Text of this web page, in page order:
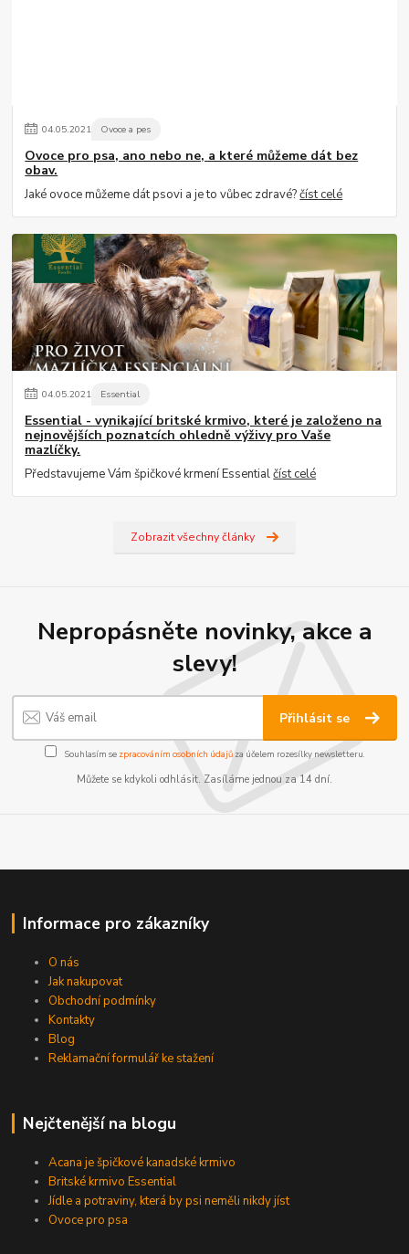
04.05.2021 Ovoce a pes
Ovoce pro psa, ano nebo ne, a které můžeme dát bez
obav.
Jaké ovoce můžeme dát psovi a je to vůbec zdravé?číst celé
04.05.2021 Essential
Essential - vynikající britské krmivo, které je založeno na
nejnovějších poznatcích ohledně výživy pro Vaše
mazlíčky.
Představujeme Vám špičkové krmení Essentialčíst celé
Zobrazit všechny články
Nepropásněte novinky, akce a
slevy!
Přihlásit se
Souhlasím se zpracováním osobních údajůza účelem rozesílky newsletteru.
Můžete se kdykoli odhlásit. Zasíláme jednou za 14 dní.
Informace pro zákazníky
O nás
Jak nakupovat
Obchodní podmínky
Kontakty
Blog
Reklamační formulář ke stažení
Nejčtenější na blogu
Acana je špičkové kanadské krmivo
Britské krmivo Essential
Jídle a potraviny, která by psi neměli nikdy jíst
Ovoce pro psa